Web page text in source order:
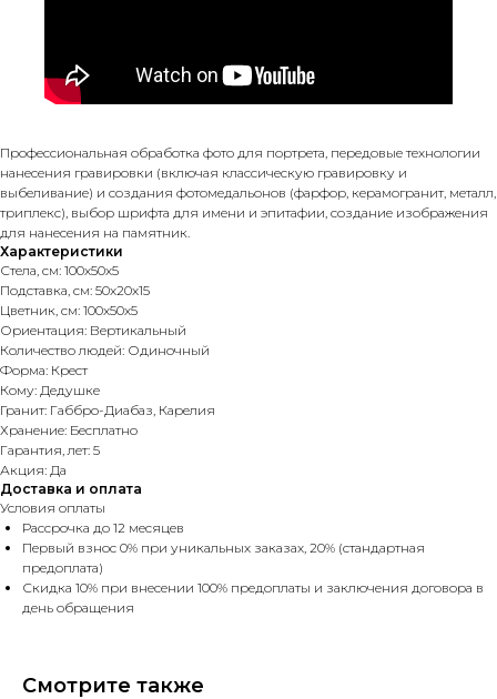
Профессиональная обработка фото для портрета, передовые технологии
нанесения гравировки (включая классическую гравировку и
выбеливание) и создания фотомедальонов (фарфор, керамогранит, металл,
триплекс), выбор шрифта для имени и эпитафии, создание изображения
для нанесения на памятник.
Характеристики
Стела, см: 100х50х5
Подставка, см: 50х20х15
Цветник, см: 100х50х5
Ориентация: Вертикальный
Количество людей: Одиночный
Форма: Крест
Кому: Дедушке
Гранит: Габбро-Диабаз, Карелия
Хранение: Бесплатно
Гарантия, лет: 5
Акция: Да
Доставка и оплата
Условия оплаты
Рассрочка до 12 месяцев
Первый взнос 0% при уникальных заказах, 20% (стандартная
предоплата)
Скидка 10% при внесении 100% предоплаты и заключения договора в
день обращения
Смотрите также